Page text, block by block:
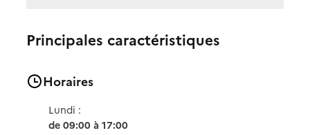
Principales caractéristiques
Horaires
Lundi :
de 09:00 à 17:00